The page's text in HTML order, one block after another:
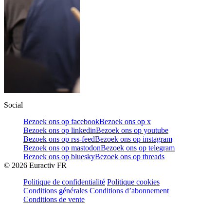
Social
Bezoek ons op facebookBezoek ons op x
Bezoek ons op linkedinBezoek ons op youtube
Bezoek ons op rss-feedBezoek ons op instagram
Bezoek ons op mastodonBezoek ons op telegram
Bezoek ons op blueskyBezoek ons op threads
© 2026 Euractiv FR
Politique de confidentialité Politique cookies
Conditions générales Conditions d’abonnement
Conditions de vente